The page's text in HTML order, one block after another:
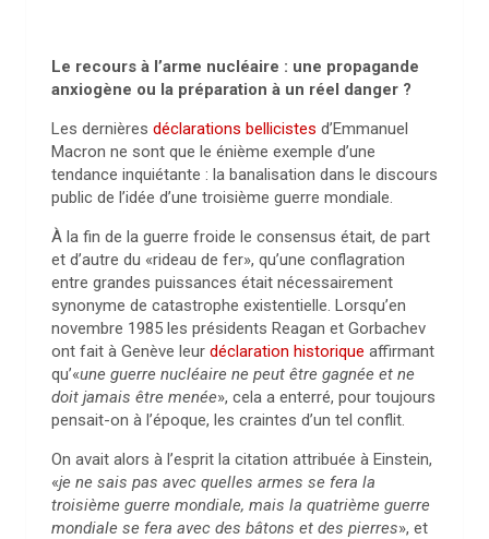
Le recours à l’arme nucléaire : une propagande
anxiogène ou la préparation à un réel danger ?
Les dernières déclarations bellicistes d’Emmanuel
Macron ne sont que le énième exemple d’une
tendance inquiétante : la banalisation dans le discours
public de l’idée d’une troisième guerre mondiale.
À la fin de la guerre froide le consensus était, de part
et d’autre du «rideau de fer», qu’une conflagration
entre grandes puissances était nécessairement
synonyme de catastrophe existentielle. Lorsqu’en
novembre 1985 les présidents Reagan et Gorbachev
ont fait à Genève leur déclaration historique affirmant
qu’«une guerre nucléaire ne peut être gagnée et ne
doit jamais être menée», cela a enterré, pour toujours
pensait-on à l’époque, les craintes d’un tel conflit.
On avait alors à l’esprit la citation attribuée à Einstein,
«je ne sais pas avec quelles armes se fera la
troisième guerre mondiale, mais la quatrième guerre
mondiale se fera avec des bâtons et des pierres», et